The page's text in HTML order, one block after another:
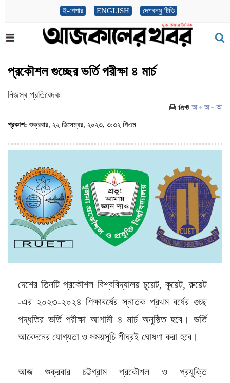
ই-পেপার ENGLISH দেশবন্ধু টিভি
প্রকৌশল গুচ্ছের ভর্তি পরীক্ষা ৪ মার্চ
নিজস্ব প্রতিবেদক
প্রকাশ: শুক্রবার, ২২ ডিসেম্বর, ২০২৩, ৩:৩২ পিএম
দেশের তিনটি প্রকৌশল বিশ্ববিদ্যালয় চুয়েট, কুয়েট, রুয়েট
-এর ২০২৩-২০২৪ শিক্ষাবর্ষের স্নাতক প্রথম বর্ষের গুচ্ছ
পদ্ধতির ভর্তি পরীক্ষা আগামী ৪ মার্চ অনুষ্ঠিত হবে। ভর্তি
আবেদনের যোগ্যতা ও সময়সূচি শীঘ্রই ঘোষণা করা হবে।
আজ শুক্রবার চট্টগ্রাম প্রকৌশল ও প্রযুক্তি